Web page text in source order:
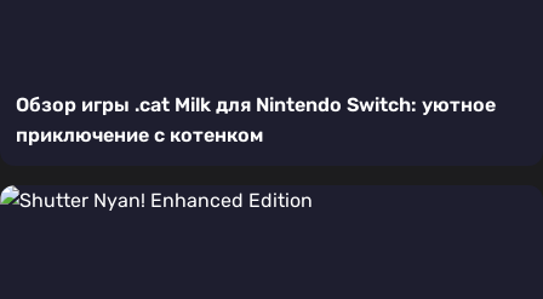
Обзор игры .cat Milk для Nintendo Switch: уютное
приключение с котенком